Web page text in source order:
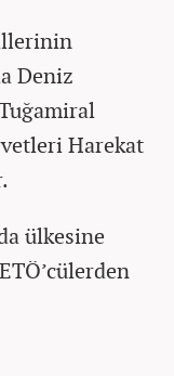
Deniz
Harekat
ülkesine